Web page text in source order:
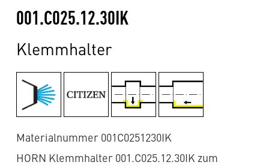
001.C025.12.30IK
Klemmhalter
Materialnummer 001C0251230IK
HORN Klemmhalter 001.C025.12.30IK zum